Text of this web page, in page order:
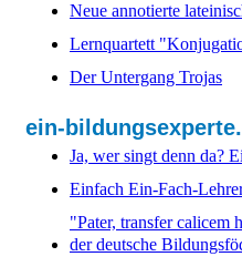
Neue annotierte
Lernquartett
Der Untergang Trojas
ein-
Ja, wer singt denn da?
Einfach Ein-Fach-
"Pater, transfer calicem
der deutsche